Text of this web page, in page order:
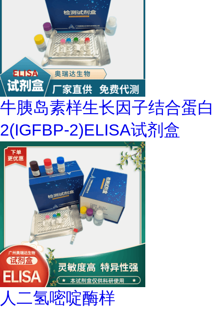
牛胰岛素样生长因子结合蛋白
2(IGFBP-2)ELISA试剂盒
人二氢嘧啶酶样